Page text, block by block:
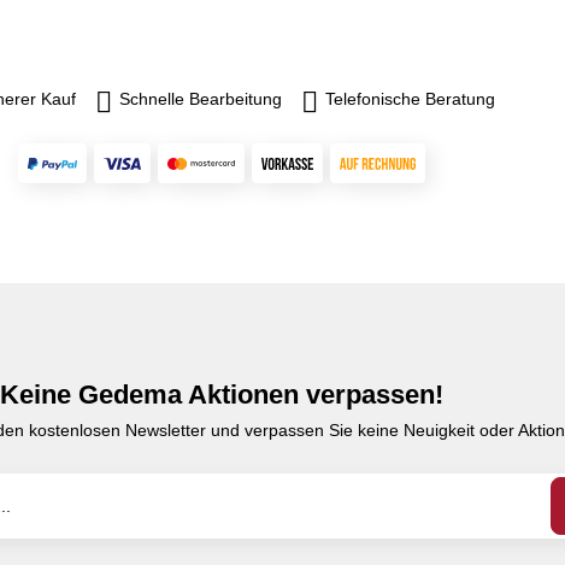
Kauf Schnelle Bearbeitung Telefonische Beratung
Keine Gedema Aktionen verpassen!
kostenlosen Newsletter und verpassen Sie keine Neuigkeit oder Aktion.